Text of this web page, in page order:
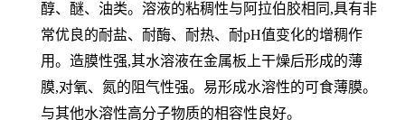
醇、醚、油类。溶液的粘稠性与阿拉伯胶相同,具有非
常优良的耐盐、耐酶、耐热、耐pH值变化的增稠作
用。造膜性强,其水溶液在金属板上干燥后形成的薄
膜,对氧、氮的阻气性强。易形成水溶性的可食薄膜。
与其他水溶性高分子物质的相容性良好。